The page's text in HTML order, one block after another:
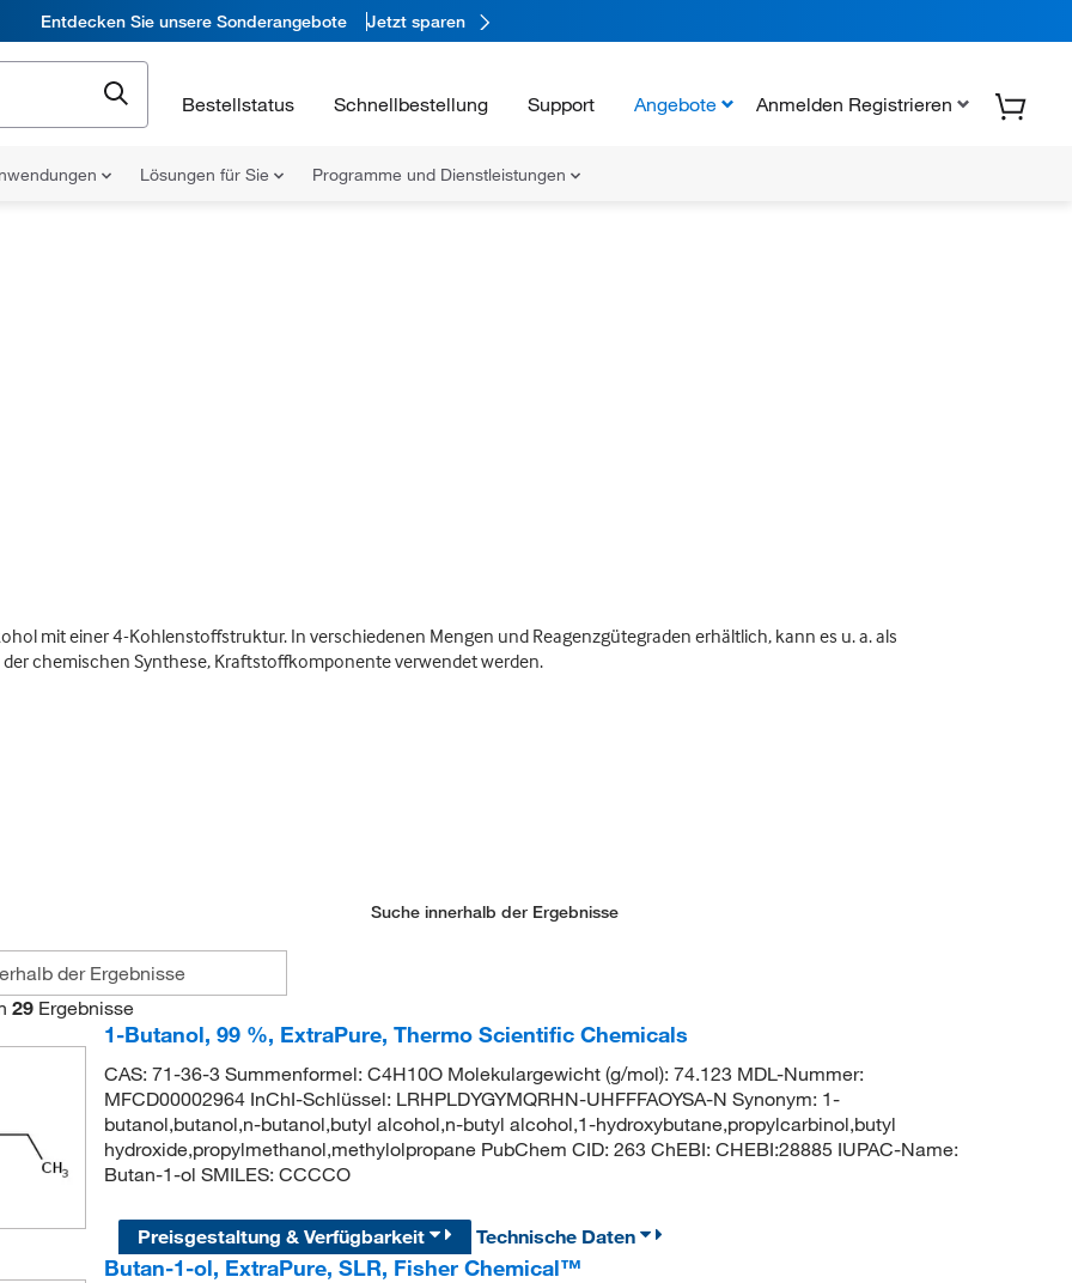
Entdecken Sie unsere Sonderangebote Jetzt sparen
Bestellstatus Schnellbestellung Support Angebote Anmelden Registrieren
Lösungen für Sie Programme und Dienstleistungen
mit einer 4-Kohlenstoffstruktur. In verschiedenen Mengen und Reagenzgütegraden erhältlich, kann es u. a. als
chemischen Synthese, Kraftstoffkomponente verwendet werden.
Suche innerhalb der Ergebnisse
29 Ergebnisse
1-Butanol, 99 %, ExtraPure, Thermo Scientific Chemicals
CAS: 71-36-3 Summenformel: C4H10O Molekulargewicht (g/mol): 74.123 MDL-Nummer:
MFCD00002964 InChI-Schlüssel: LRHPLDYGYMQRHN-UHFFFAOYSA-N Synonym: 1-
butanol,butanol,n-butanol,butyl alcohol,n-butyl alcohol,1-hydroxybutane,propylcarbinol,butyl
hydroxide,propylmethanol,methylolpropane PubChem CID: 263 ChEBI: CHEBI:28885 IUPAC-Name:
Butan-1-ol SMILES: CCCCO
Preisgestaltung & Verfügbarkeit
Technische Daten
Butan-1-ol, ExtraPure, SLR, Fisher Chemical™